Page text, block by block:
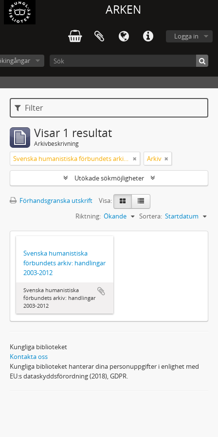
ARKEN
Logga in
Filter
Visar 1 resultat
Arkivbeskrivning
Svenska humanistiska förbundets arkiv: handlingar 2003-2012 Arkiv
Utökade sökmöjligheter
Förhandsgranska utskrift
Visa:
Sortera: Startdatum
Riktning: Ökande
Svenska humanistiska
förbundets arkiv: handlingar
2003-2012
Svenska humanistiska
förbundets arkiv: handlingar
2003-2012
Kungliga biblioteket
Kontakta oss
Kungliga biblioteket hanterar dina personuppgifter i enlighet med
EU:s dataskyddsförordning (2018), GDPR.